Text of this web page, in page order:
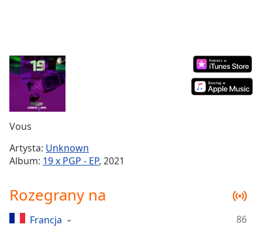
Current
Time0:00
Duration-:-
Loaded:
Stream
TypeLIVE
Seek to
live,
liveLIVE
Remaining
Vous
Artysta: Unknown
Album: 19 x PGP - EP, 2021
Rozegrany na
Francja 86